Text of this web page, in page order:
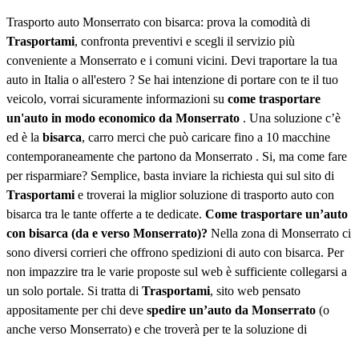
Trasporto auto Monserrato con bisarca: prova la comodità di
Trasportami, confronta preventivi e scegli il servizio più
conveniente a Monserrato e i comuni vicini. Devi traportare la tua
auto in Italia o all'estero ? Se hai intenzione di portare con te il tuo
veicolo, vorrai sicuramente informazioni su come trasportare
un'auto in modo economico da Monserrato . Una soluzione c’è
ed è la bisarca, carro merci che può caricare fino a 10 macchine
contemporaneamente che partono da Monserrato . Si, ma come fare
per risparmiare? Semplice, basta inviare la richiesta qui sul sito di
Trasportami e troverai la miglior soluzione di trasporto auto con
bisarca tra le tante offerte a te dedicate. Come trasportare un’auto
con bisarca (da e verso Monserrato)? Nella zona di Monserrato ci
sono diversi corrieri che offrono spedizioni di auto con bisarca. Per
non impazzire tra le varie proposte sul web è sufficiente collegarsi a
un solo portale. Si tratta di Trasportami, sito web pensato
appositamente per chi deve spedire un’auto da Monserrato (o
anche verso Monserrato) e che troverà per te la soluzione di